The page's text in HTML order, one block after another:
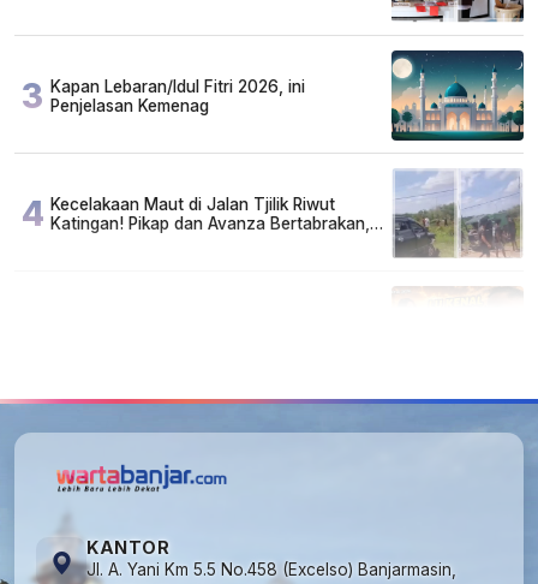
3 Kapan Lebaran/Idul Fitri 2026, ini
Penjelasan Kemenag
4 Kecelakaan Maut di Jalan Tjilik Riwut
Katingan! Pikap dan Avanza Bertabrakan,
KANTOR
Jl. A. Yani Km 5.5 No.458 (Excelso) Banjarmasin,